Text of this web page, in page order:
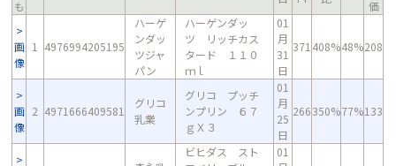
も
価
画
像
1 4976994205195
ハーゲ
ンダッ
ツジャ
パン
ハーゲンダッ
ツ リッチカス
タード １１０
ｍｌ
01
月
31
日
371 408%48%208
画
像
2 4971666409581
グリコ
乳業
グリコ プッチ
ンプリン ６７
ｇＸ３
01
月
25
日
266350%77%133
ビヒダス スト
01